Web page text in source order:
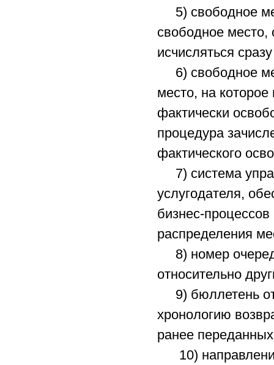
5) свободное
свободное место,
исчисляться
6) свободное
место, на
фактически
процедура
фактического
7) система
услугодателя,
бизнес-
распределения
8) номер
относительно
9) бюллетень
хронологию
ранее
10)